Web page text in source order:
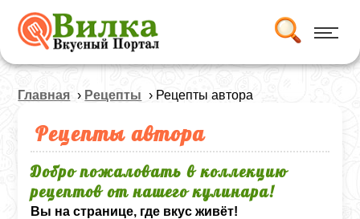
Главная › Рецепты › Рецепты автора
Рецепты автора
Добро пожаловать в коллекцию
рецептов от нашего кулинара!
Вы на странице, где вкус живёт!